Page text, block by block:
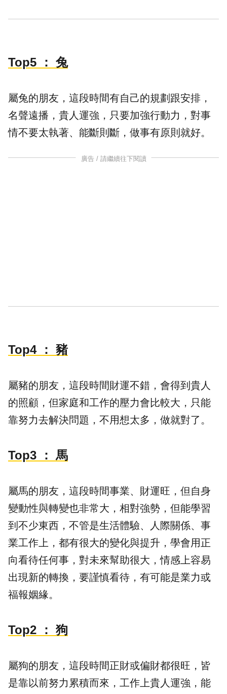
Top5 ： 兔
屬兔的朋友，這段時間有自己的規劃跟安排，
名聲遠播，貴人運強，只要加強行動力，對事
情不要太執著、能斷則斷，做事有原則就好。
廣告 / 請繼續往下閱讀
Top4 ： 豬
屬豬的朋友，這段時間財運不錯，會得到貴人
的照顧，但家庭和工作的壓力會比較大，只能
靠努力去解決問題，不用想太多，做就對了。
Top3 ： 馬
屬馬的朋友，這段時間事業、財運旺，但自身
變動性與轉變也非常大，相對強勢，但能學習
到不少東西，不管是生活體驗、人際關係、事
業工作上，都有很大的變化與提升，學會用正
向看待任何事，對未來幫助很大，情感上容易
出現新的轉換，要謹慎看待，有可能是業力或
福報姻緣。
Top2 ： 狗
屬狗的朋友，這段時間正財或偏財都很旺，皆
是靠以前努力累積而來，工作上貴人運強，能